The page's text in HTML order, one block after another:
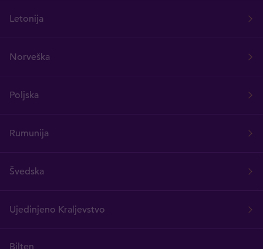
Letonija
Norveška
Poljska
Rumunija
Švedska
Ujedinjeno Kraljevstvo